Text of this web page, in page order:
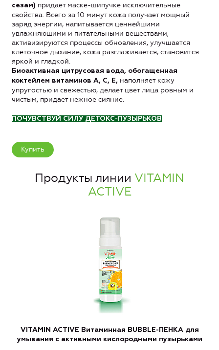
сезам) придает маске-шипучке исключительные
свойства. Всего за 10 минут кожа получает мощный
заряд энергии, напитывается ценнейшими
увлажняющими и питательными веществами,
активизируются процессы обновления, улучшается
клеточное дыхание, кожа разглаживается, становится
яркой и гладкой.
Биоактивная цитрусовая вода, обогащенная
коктейлем витаминов А, С, Е, наполняет кожу
упругостью и свежестью, делает цвет лица ровным и
чистым, придает нежное сияние.
ПОЧУВСТВУЙ СИЛУ ДЕТОКС-ПУЗЫРЬКОВ
Купить
Продукты линии VITAMIN
ACTIVE
VITAMIN ACTIVE Витаминная BUBBLE-ПЕНКА для
умывания с активными кислородными пузырьками